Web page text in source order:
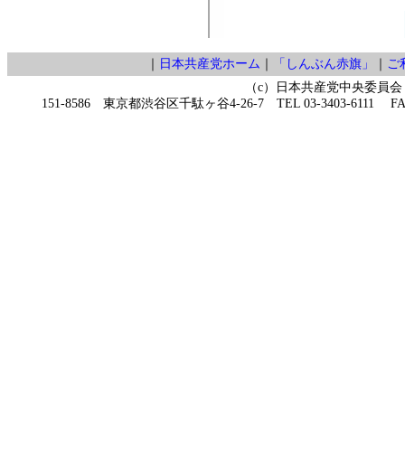
｜ 日本共産党ホーム ｜ 「しんぶん赤旗」 ｜ ご
（c）日本共産党中央委員会
151-8586 東京都渋谷区千駄ヶ谷4-26-7 TEL 03-3403-6111